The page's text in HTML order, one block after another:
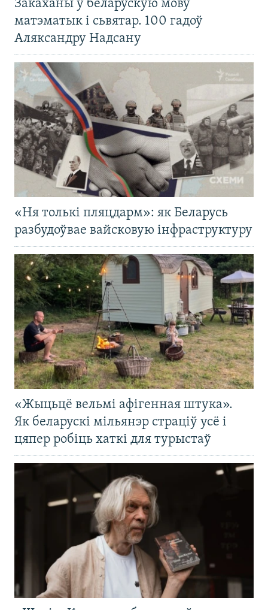
Закаханы ў беларускую мову
матэматык і сьвятар. 100 гадоў
Аляксандру Надсану
«Ня толькі пляцдарм»: як Беларусь
разбудоўвае вайсковую інфраструктуру
«Жыцьцё вельмі афігенная штука».
Як беларускі мільянэр страціў усё і
цяпер робіць хаткі для турыстаў